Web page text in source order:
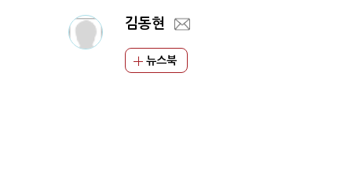
김동현
뉴스북